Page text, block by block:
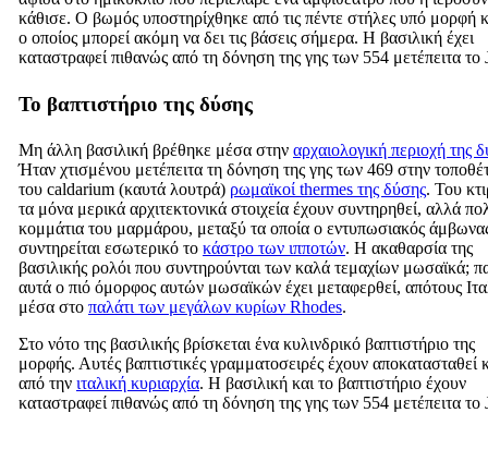
κάθισε. Ο βωμός υποστηρίχθηκε από τις πέντε στήλες υπό μορφή
ο οποίος μπορεί ακόμη να δει τις βάσεις σήμερα. Η βασιλική έχει
καταστραφεί πιθανώς από τη δόνηση της γης των 554 μετέπειτα το
Το βαπτιστήριο της δύσης
Μη άλλη βασιλική βρέθηκε μέσα στην αρχαιολογική περιοχή της
Ήταν χτισμένου μετέπειτα τη δόνηση της γης των 469 στην
του caldarium (καυτά λουτρά) ρωμαϊκοί thermes της δύσης. Του
τα μόνα μερικά αρχιτεκτονικά στοιχεία έχουν συντηρηθεί, αλλά
κομμάτια του μαρμάρου, μεταξύ τα οποία ο εντυπωσιακός
συντηρείται εσωτερικό το κάστρο των ιπποτών. Η ακαθαρσία της
βασιλικής ρολόι που συντηρούνται των καλά τεμαχίων μωσαϊκά;
αυτά ο πιό όμορφος αυτών μωσαϊκών έχει μεταφερθεί, απότους
μέσα στο παλάτι των μεγάλων κυρίων Rhodes.
Στο νότο της βασιλικής βρίσκεται ένα κυλινδρικό βαπτιστήριο της
μορφής. Αυτές βαπτιστικές γραμματοσειρές έχουν αποκατασταθεί
από την ιταλική κυριαρχία. Η βασιλική και το βαπτιστήριο έχουν
καταστραφεί πιθανώς από τη δόνηση της γης των 554 μετέπειτα το